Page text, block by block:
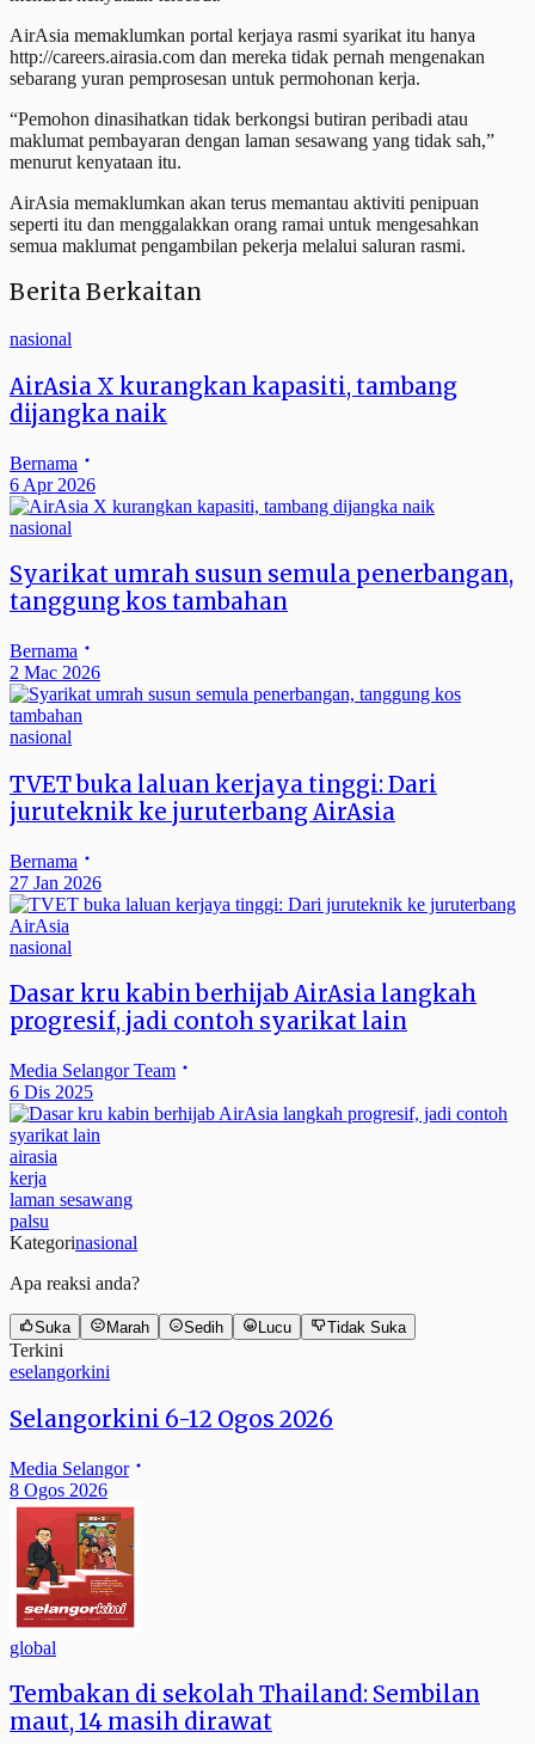
AirAsia memaklumkan portal kerjaya rasmi syarikat itu hanya
http://careers.airasia.com dan mereka tidak pernah mengenakan
sebarang yuran pemprosesan untuk permohonan kerja.
“Pemohon dinasihatkan tidak berkongsi butiran peribadi atau
maklumat pembayaran dengan laman sesawang yang tidak sah,”
menurut kenyataan itu.
AirAsia memaklumkan akan terus memantau aktiviti penipuan
seperti itu dan menggalakkan orang ramai untuk mengesahkan
semua maklumat pengambilan pekerja melalui saluran rasmi.
Berita Berkaitan
nasional
AirAsia X kurangkan kapasiti, tambang
dijangka naik
Bernama
6 Apr 2026
nasional
Syarikat umrah susun semula penerbangan,
tanggung kos tambahan
Bernama
2 Mac 2026
nasional
TVET buka laluan kerjaya tinggi: Dari
juruteknik ke juruterbang AirAsia
Bernama
27 Jan 2026
nasional
Dasar kru kabin berhijab AirAsia langkah
progresif, jadi contoh syarikat lain
Media Selangor Team
6 Dis 2025
airasia
kerja
laman sesawang
palsu
Kategorinasional
Apa reaksi anda?
Suka Marah Sedih Lucu Tidak Suka
Terkini
eselangorkini
Selangorkini 6-12 Ogos 2026
Media Selangor
8 Ogos 2026
global
Tembakan di sekolah Thailand: Sembilan
maut, 14 masih dirawat